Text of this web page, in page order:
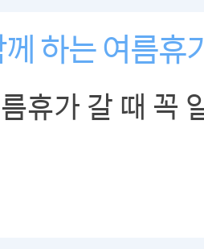
하는 여름휴
휴가 갈 때 꼭